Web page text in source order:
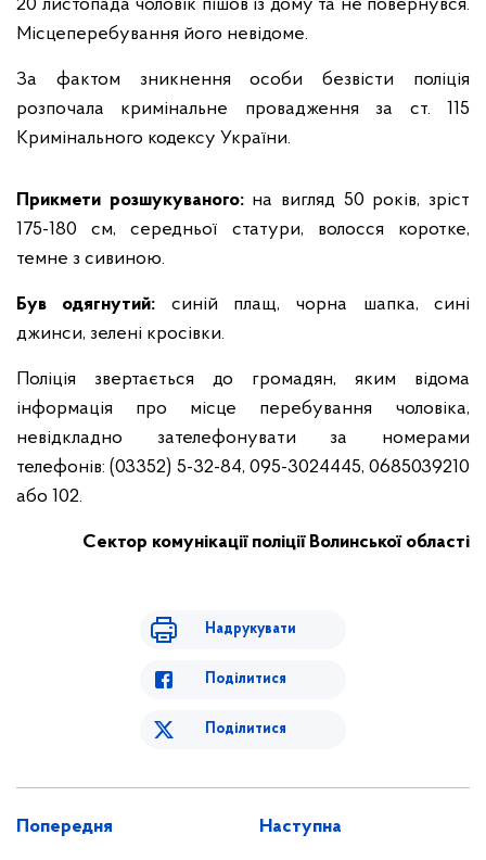
20 листопада чоловік пішов із дому та не повернувся.
Місцеперебування його невідоме.
За фактом зникнення особи безвісти поліція
розпочала кримінальне провадження за ст. 115
Кримінального кодексу України.
Прикмети розшукуваного:на вигляд 50 років, зріст
175-180 см, середньої статури, волосся коротке,
темне з сивиною.
Був одягнутий: синій плащ, чорна шапка, сині
джинси, зелені кросівки.
Поліція звертається до громадян, яким відома
інформація про місце перебування чоловіка,
невідкладно зателефонувати за номерами
телефонів: (03352) 5-32-84, 095-3024445, 0685039210
або 102.
Сектор комунікації поліції Волинської області
Надрукувати
Поділитися
Поділитися
Попередня Наступна